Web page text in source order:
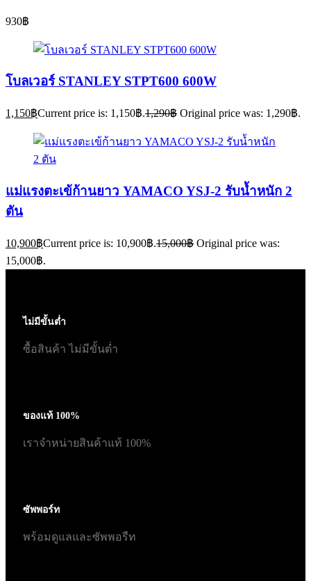
930฿
โบลเวอร์ STANLEY STPT600 600W
1,150฿Current price is: 1,150฿.1,290฿ Original price was: 1,290฿.
แม่แรงตะเข้ก้านยาว YAMACO YSJ-2 รับน้ำหนัก 2
ตัน
10,900฿Current price is: 10,900฿.15,000฿ Original price was:
15,000฿.
ไม่มีขั้นต่ำ
ซื้อสินค้า ไม่มีขั้นต่ำ
ของแท้ 100%
เราจำหน่ายสินค้าแท้ 100%
ซัพพอร์ท
พร้อมดูแลและซัพพอรืท